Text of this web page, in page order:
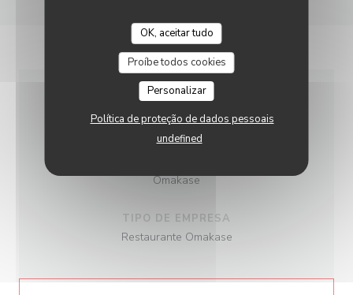
OK, aceitar tudo
Proíbe todos cookies
Personalizar
Política de proteção de dados pessoais
undefined
INFORMAÇÕES GERAIS
Omakase
TIPO DE EMPRESA
Restaurante Omakase